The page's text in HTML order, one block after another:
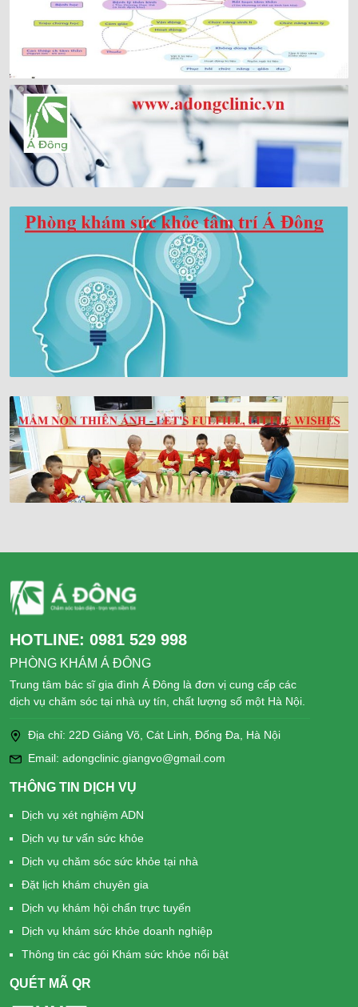
HOTLINE: 0981 529 998
PHÒNG KHÁM Á ĐÔNG
Trung tâm bác sĩ gia đình Á Đông là đơn vị cung cấp các
dịch vụ chăm sóc tại nhà uy tín, chất lượng số một Hà Nội.
Địa chỉ: 22D Giảng Võ, Cát Linh, Đống Đa, Hà Nội
Email: adongclinic.giangvo@gmail.com
THÔNG TIN DỊCH VỤ
Dịch vụ xét nghiệm ADN
Dịch vụ tư vấn sức khỏe
Dịch vụ chăm sóc sức khỏe tại nhà
Đặt lịch khám chuyên gia
Dịch vụ khám hội chẩn trực tuyến
Dịch vụ khám sức khỏe doanh nghiệp
Thông tin các gói Khám sức khỏe nổi bật
QUÉT MÃ QR